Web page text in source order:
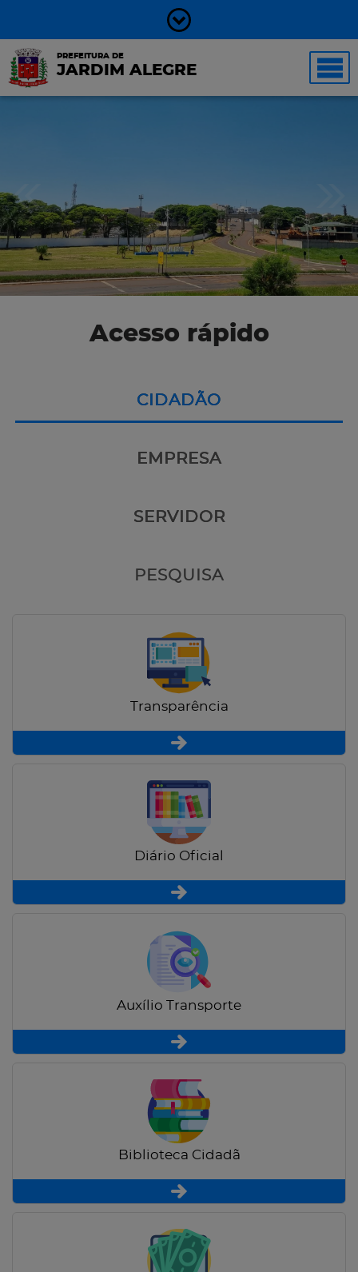
PREFEITURA DE
JARDIM ALEGRE
Acesso rápido
CIDADÃO
EMPRESA
SERVIDOR
PESQUISA
Transparência
Diário Oficial
Auxílio Transporte
Biblioteca Cidadã